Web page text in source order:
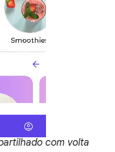
com volta